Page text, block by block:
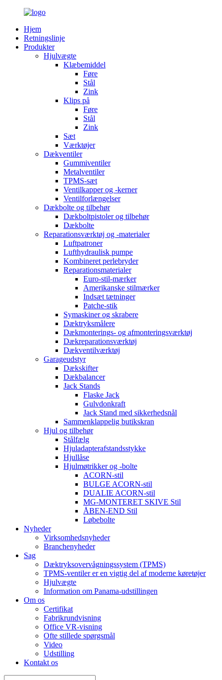
Hjem
Retningslinje
Produkter
Hjulvægte
Klæbemiddel
Føre
Stål
Zink
Klips på
Føre
Stål
Zink
Sæt
Værktøjer
Dækventiler
Gummiventiler
Metalventiler
TPMS-sæt
Ventilkapper og -kerner
Ventilforlængelser
Dækbolte og tilbehør
Dækboltpistoler og tilbehør
Dækbolte
Reparationsværktøj og -materialer
Luftpatroner
Lufthydraulisk pumpe
Kombineret perlebryder
Reparationsmaterialer
Euro-stil-mærker
Amerikanske stilmærker
Indsæt tætninger
Patche-stik
Symaskiner og skrabere
Dæktryksmålere
Dækmonterings- og afmonteringsværktøj
Dækreparationsværktøj
Dækventilværktøj
Garageudstyr
Dækskifter
Dækbalancer
Jack Stands
Flaske Jack
Gulvdonkraft
Jack Stand med sikkerhedsnål
Sammenklappelig butikskran
Hjul og tilbehør
Stålfælg
Hjuladapterafstandsstykke
Hjullåse
Hjulmøtrikker og -bolte
ACORN-stil
BULGE ACORN-stil
DUALIE ACORN-stil
MG-MONTERET SKIVE Stil
ÅBEN-END Stil
Løbebolte
Nyheder
Virksomhedsnyheder
Branchenyheder
Sag
Dæktryksovervågningssystem (TPMS)
TPMS-ventiler er en vigtig del af moderne køretøjer
Hjulvægte
Information om Panama-udstillingen
Om os
Certifikat
Fabrikrundvisning
Office VR-visning
Ofte stillede spørgsmål
Video
Udstilling
Kontakt os